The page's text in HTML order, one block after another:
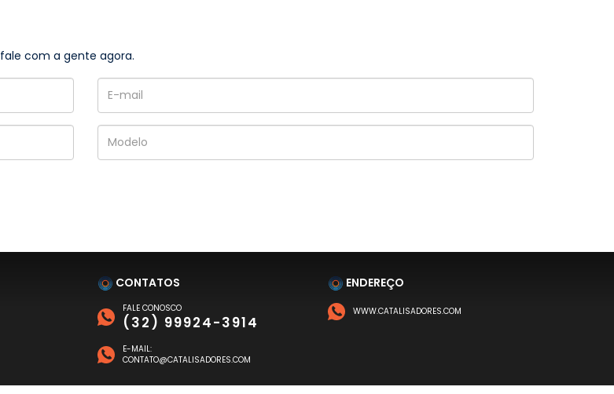
fale com a gente agora.
CONTATOS
FALE CONOSCO
(32) 99924-3914
E-MAIL:
CONTATO@CATALISADORES.COM
ENDEREÇO
WWW.CATALISADORES.COM